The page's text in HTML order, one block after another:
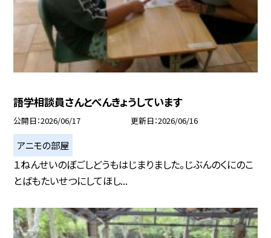
語学相談員さんとべんきょうしています
公開日 2026/06/17 更新日 2026/06/16
アニモの部屋
１ねんせいのぼごしどうもはじまりました。じぶんのくにのこ
とばもたいせつにしてほし...